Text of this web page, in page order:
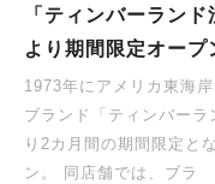
「ティンバーラン
より期間限定オープ
1973年にアメリカ東海
ブランド「ティンバー
り2カ月間の期間限定と
ン。 同店舗では、ブラ